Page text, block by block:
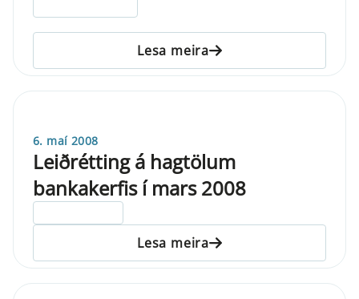
Lesa meira
6. maí 2008
Leiðrétting á hagtölum
bankakerfis í mars 2008
Lesa meira